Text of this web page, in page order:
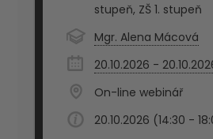
stupeň, ZŠ 1. stupeň
Mgr. Alena Mácová
20.10.2026 -
On-line webinář
20.10.2026 (14:30 -